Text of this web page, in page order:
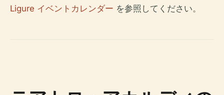
Ligure イベントカレンダー を参照してください。